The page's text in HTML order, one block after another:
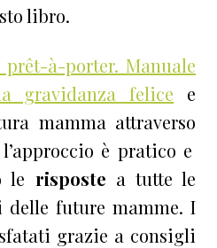
libro.
prêt-à-porter. Manuale
gravidanza felice e
mamma attraverso
è pratico e
le risposte a tutte le
future mamme. I
grazie a consigli